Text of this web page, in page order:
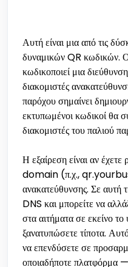
Αυτή είναι μια από τις
δυναμικών QR κωδικών.
κωδικοποιεί μια
διακομιστές
παρόχου σημαίνει
εκτυπωμένοι κωδικοί θα
διακομιστές του παλιού
Η εξαίρεση είναι αν
domain (π.χ.,
ανακατεύθυνσης. Σε αυτή
DNS και μπορείτε να
στα αιτήματα σε εκείνο
ξανατυπώσετε τίποτα.
να επενδύσετε σε
οποιαδήποτε πλατφόρμα —